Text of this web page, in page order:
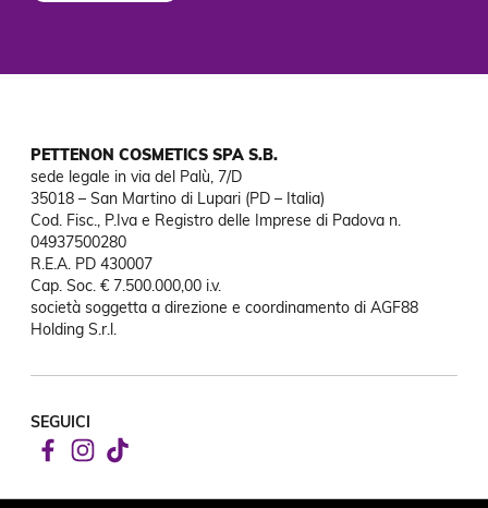
PETTENON COSMETICS SPA S.B.
sede legale in via del Palù, 7/D
35018 – San Martino di Lupari (PD – Italia)
Cod. Fisc., P.Iva e Registro delle Imprese di Padova n.
04937500280
R.E.A. PD 430007
Cap. Soc. € 7.500.000,00 i.v.
società soggetta a direzione e coordinamento di AGF88
Holding S.r.l.
SEGUICI